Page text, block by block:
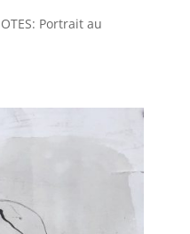
Portrait au